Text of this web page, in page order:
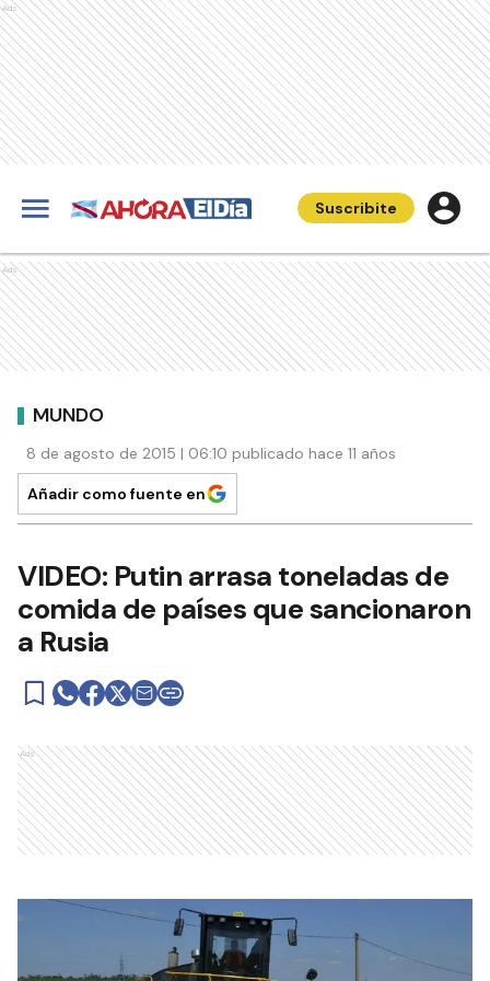
Ads
Suscribite
Ads
MUNDO
8 de agosto de 2015 | 06:10 publicado hace 11 años
Añadir como fuente en
VIDEO: Putin arrasa toneladas de
comida de países que sancionaron
a Rusia
Ads